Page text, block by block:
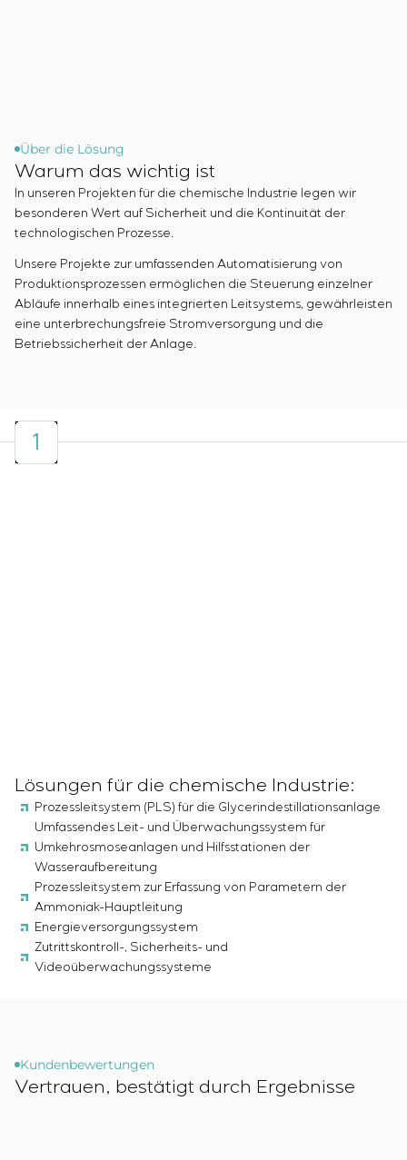
Schaltschrankanlagen mit besonderen
Anforderungen an Zuverlässigkeit, Qualität und
Betriebsbedingungen
Entwicklung mathematischer Modelle von
Steuerungsobjekten
Entwicklung spezieller Algorithmen für optimale
und garantierte Steuerung mit anschließender
Inbetriebnahme vor Ort
Entwicklung von Steuerungssystemen mit nicht
standardmäßiger Kaskaden- und mehrstufiger
Über die Lösung
Warum das wichtig ist
In unseren Projekten für die chemische Industrie legen wir
besonderen Wert auf Sicherheit und die Kontinuität der
technologischen Prozesse.
Unsere Projekte zur umfassenden Automatisierung von
Produktionsprozessen ermöglichen die Steuerung einzelner
Abläufe innerhalb eines integrierten Leitsystems, gewährleisten
eine unterbrechungsfreie Stromversorgung und die
Betriebssicherheit der Anlage.
1
Lösungen für die chemische Industrie:
Prozessleitsystem (PLS) für die Glycerindestillationsanlage
Umfassendes Leit- und Überwachungssystem für
Umkehrosmoseanlagen und Hilfsstationen der
Wasseraufbereitung
Prozessleitsystem zur Erfassung von Parametern der
Ammoniak-Hauptleitung
Energieversorgungssystem
Zutrittskontroll-, Sicherheits- und
Videoüberwachungssysteme
Kundenbewertungen
Vertrauen, bestätigt durch Ergebnisse